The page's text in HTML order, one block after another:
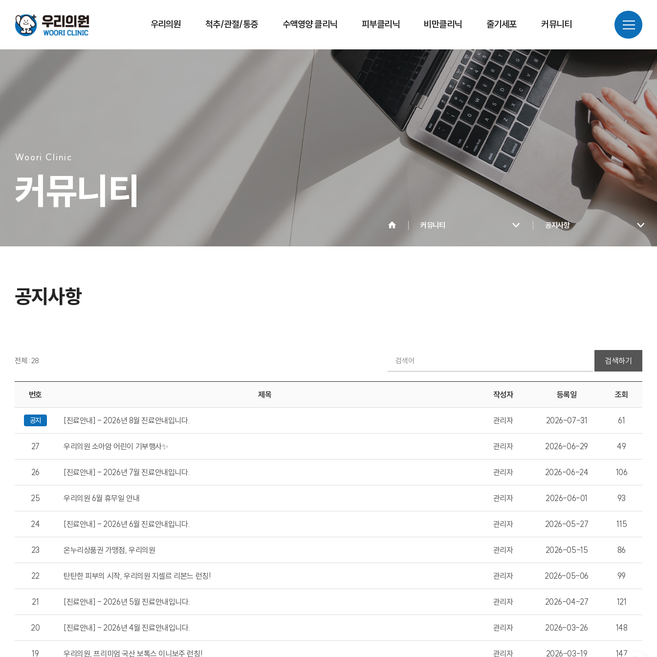
우리의원 척추/관절/통증 수액영양 클리닉 피부클리닉 비만클리닉 줄기세포 커뮤니티
Woori Clinic
커뮤니티
커뮤니티 공지사항
공지사항
전체 : 28 검색하기
번호 제목 작성자 등록일 조회
공지 [진료안내] - 2026년 8월 진료안내입니다. 관리자 2026-07-31 61
27 우리의원 소아암 어린이 기부행사✨ 관리자 2026-06-29 49
26 [진료안내] - 2026년 7월 진료안내입니다. 관리자 2026-06-24 106
25 우리의원 6월 휴무일 안내 관리자 2026-06-01 93
24 [진료안내] - 2026년 6월 진료안내입니다. 관리자 2026-05-27 115
23 온누리상품권 가맹점, 우리의원 관리자 2026-05-15 86
22 탄탄한 피부의 시작, 우리의원 지셀르 리본느 런칭! 관리자 2026-05-06 99
21 [진료안내] - 2026년 5월 진료안내입니다. 관리자 2026-04-27 121
20 [진료안내] - 2026년 4월 진료안내입니다. 관리자 2026-03-26 148
19 우리의원, 프리미엄 국산 보톡스 이니보주 런칭! 관리자 2026-03-19 147